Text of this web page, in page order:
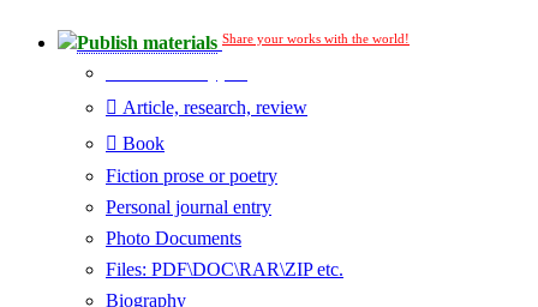
Publish materials Share your works with the world!
Article, research, review
Book
Fiction prose or poetry
Personal journal entry
Photo Documents
Files: PDF\DOC\RAR\ZIP etc.
Biography